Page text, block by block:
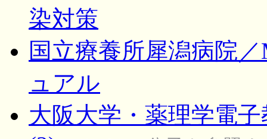
染対策
国立療養所犀潟病院
ュアル
大阪大学・薬理学電